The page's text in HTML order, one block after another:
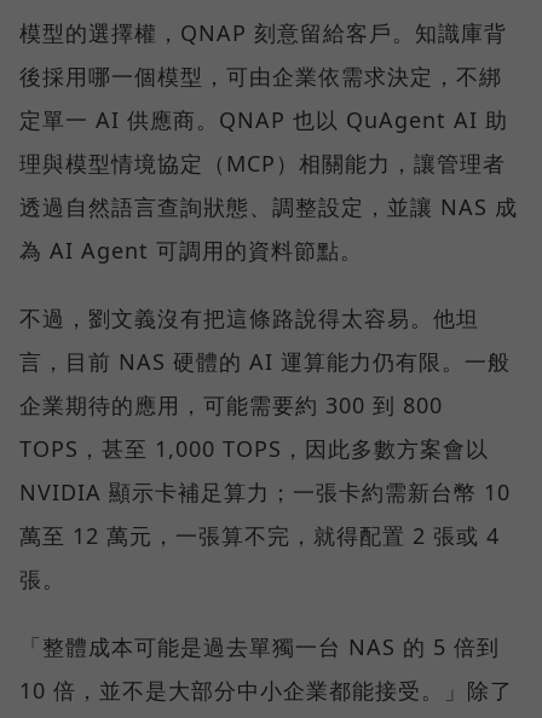
模型的選擇權，QNAP 刻意留給客戶。知識庫背
後採用哪一個模型，可由企業依需求決定，不綁
定單一 AI 供應商。QNAP 也以 QuAgent AI 助
理與模型情境協定（MCP）相關能力，讓管理者
透過自然語言查詢狀態、調整設定，並讓 NAS 成
為 AI Agent 可調用的資料節點。
不過，劉文義沒有把這條路說得太容易。他坦
言，目前 NAS 硬體的 AI 運算能力仍有限。一般
企業期待的應用，可能需要約 300 到 800
TOPS，甚至 1,000 TOPS，因此多數方案會以
NVIDIA 顯示卡補足算力；一張卡約需新台幣 10
萬至 12 萬元，一張算不完，就得配置 2 張或 4
張。
「整體成本可能是過去單獨一台 NAS 的 5 倍到
10 倍，並不是大部分中小企業都能接受。」除了